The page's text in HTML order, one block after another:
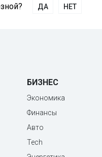
ДА НЕТ
БИЗНЕС
Экономика
Финансы
Авто
Tech